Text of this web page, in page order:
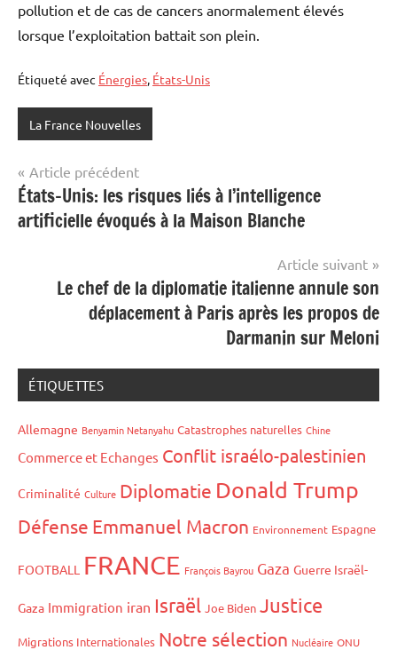
pollution et de cas de cancers anormalement élevés
lorsque l’exploitation battait son plein.
Étiqueté avec Énergies, États-Unis
La France Nouvelles
Navigation
de
l’article
Article précédent
États-Unis: les risques liés à l’intelligence
artificielle évoqués à la Maison Blanche
Article suivant
Le chef de la diplomatie italienne annule son
déplacement à Paris après les propos de
Darmanin sur Meloni
ÉTIQUETTES
Allemagne Benyamin Netanyahu Catastrophes naturelles Chine
Commerce et Echanges Conflit israélo-palestinien
Criminalité Culture Diplomatie Donald Trump
Défense Emmanuel Macron Environnement Espagne
FOOTBALL FRANCE François Bayrou Gaza Guerre Israël-
Gaza Immigration iran Israël Joe Biden Justice
Migrations Internationales Notre sélection Nucléaire ONU